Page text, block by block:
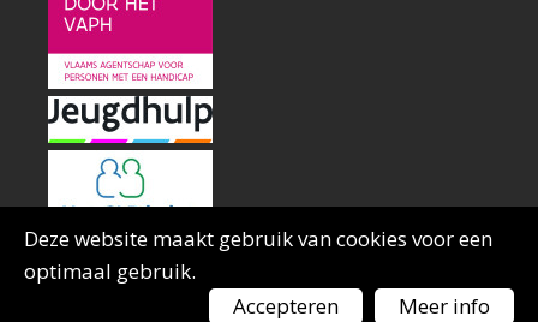
Deze website maakt gebruik van cookies voor een
optimaal gebruik.
Accepteren
Meer info